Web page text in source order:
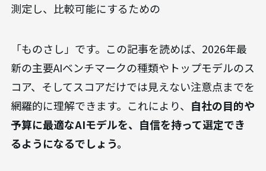
測定し、比較可能にするための
「ものさし」です。この記事を読めば、2026年最
新の主要AIベンチマークの種類やトップモデルのス
コア、そしてスコアだけでは見えない注意点までを
網羅的に理解できます。これにより、 自社の目的や
予算に最適なAIモデルを、自信を持って選定でき
るようになるでしょう。